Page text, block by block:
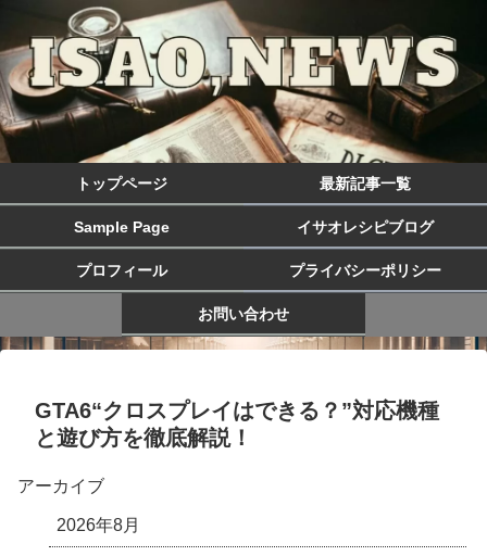
トップページ 最新記事一覧
Sample Page イサオレシピブログ
プロフィール プライバシーポリシー
お問い合わせ
GTA6“クロスプレイはできる？”対応機種
と遊び方を徹底解説！
アーカイブ
2026年8月